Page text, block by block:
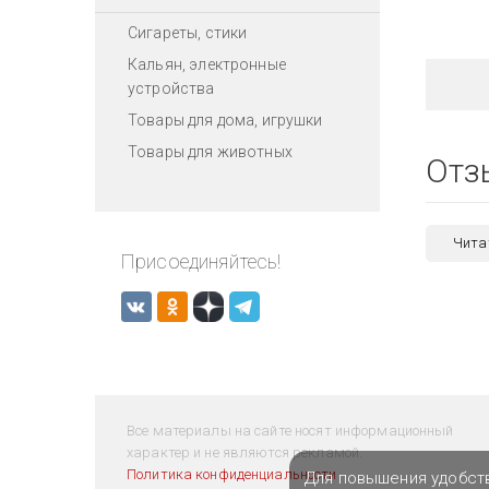
Сигареты, стики
Кальян, электронные
устройства
Товары для дома, игрушки
Товары для животных
Присоединяйтесь!
Все материалы на сайте носят информационный
характер и не являются рекламой.
Политика конфиденциальностиДля повышения